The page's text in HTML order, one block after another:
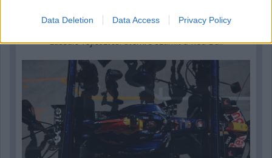
Data Deletion Data Access Privacy Policy
3 napja
Lassuló fejlesztési ütemre számít a Red Bull